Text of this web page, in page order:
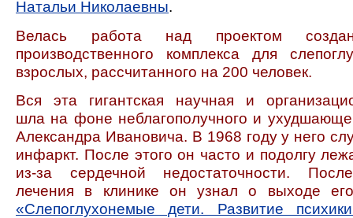
Натальи Николаевны.
Велась работа над проектом
производственного комплекса для
взрослых, рассчитанного на 200 человек.
Вся эта гигантская научная и
шла на фоне неблагополучного и
Александра Ивановича. В 1968 году у него
инфаркт. После этого он часто и подолгу
из-за сердечной недостаточности.
лечения в клинике он узнал о выходе
«Слепоглухонемые дети. Развитие